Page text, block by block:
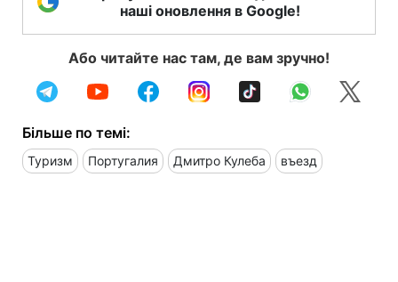
наші оновлення в Google!
Або читайте нас там, де вам зручно!
Більше по темі:
Туризм Португалия Дмитро Кулеба въезд